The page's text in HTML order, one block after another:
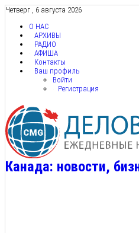
Четверг , 6 августа 2026
О НАС
АРХИВЫ
РАДИО
АФИША
Контакты
Ваш профиль
Войти
Регистрация
Канада: новости,